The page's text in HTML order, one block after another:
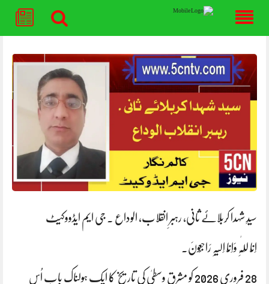
content
سیدِ شہدا کربلائے ثانی، رہبرِ انقلاب، الوداع . جی ایم ایڈووکیٹ
اِنّا لِلّٰہِ وَاِنّا اِلَیْہِ رَاجِعُونَ۔
28 فروری 2026 کو مشرقِ وسطیٰ کی تاریخ کا ایک ہولناک باب اُس